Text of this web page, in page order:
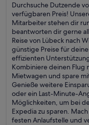
Durchsuche Dutzende
verfügbaren Preis!
Mitarbeiter stehen dir
beantworten dir gerne
Reise von Lübeck nach
günstige Preise für
effizienten
Kombiniere deinen Flug
Mietwagen und spare
Genieße weitere
oder ein Last-Minute-
Möglichkeiten, um bei
Expedia zu sparen.
festen Anlaufstelle und